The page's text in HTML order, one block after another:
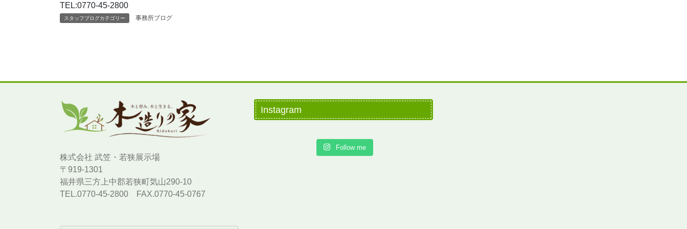
TEL:0770-45-2800
スタッフブログカテゴリー 事務所ブログ
株式会社 武笠・若狭展示場
〒919-1301
福井県三方上中郡若狭町気山290-10
TEL.0770-45-2800 FAX.0770-45-0767
Instagram
Follow me